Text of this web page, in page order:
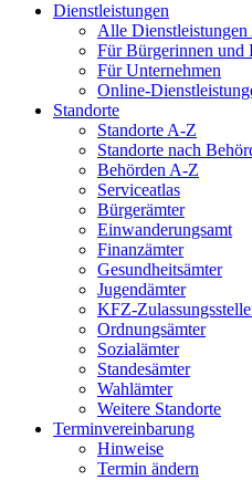
Dienst­leistungen
Alle
Für Bürgerinnen und
Für Unternehmen
Online-
Standorte
Standorte A-Z
Standorte nach
Behörden A-Z
Serviceatlas
Bürgerämter
Einwanderungs­amt
Finanzämter
Gesundheits­ämter
Jugendämter
KFZ-
Ordnungsämter
Sozialämter
Standesämter
Wahlämter
Weitere Standorte
Termin­vereinbarung
Hinweise
Termin ändern